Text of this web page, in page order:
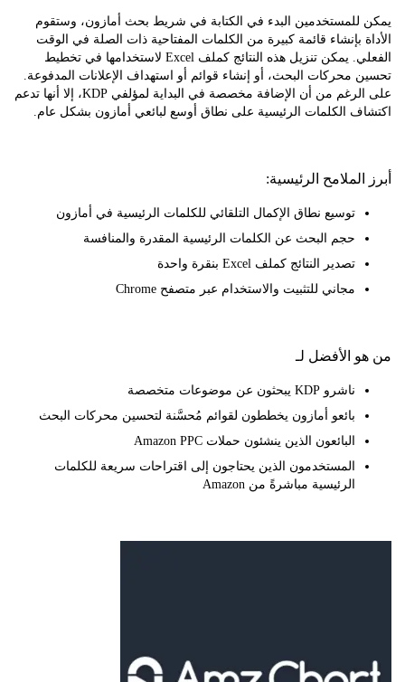
البدء في الكتابة في شريط بحث أمازون، وستقوم
بإنشاء قائمة كبيرة من الكلمات المفتاحية ذات الصلة في الوقت
الفعلي. يمكن تنزيل هذه النتائج كملف Excel لاستخدامها في تخطيط
محركات البحث، أو إنشاء قوائم أو استهداف الإعلانات المدفوعة.
على الرغم من أن الإضافة مخصصة في البداية لمؤلفي KDP، إلا أنها تدعم
الكلمات الرئيسية على نطاق أوسع لبائعي أمازون بشكل عام.
الرئيسية:
توسيع نطاق الإكمال التلقائي للكلمات الرئيسية في أمازون
حجم البحث عن الكلمات الرئيسية المقدرة والمنافسة
تصدير النتائج كملف Excel بنقرة واحدة
مجاني للتثبيت والاستخدام عبر متصفح Chrome
الأفضل لـ
ناشرو KDP يبحثون عن موضوعات متخصصة
بائعو أمازون يخططون لقوائم مُحسَّنة لتحسين محركات البحث
البائعون الذين ينشئون حملات Amazon PPC
المستخدمون الذين يحتاجون إلى اقتراحات سريعة للكلمات
الرئيسية مباشرةً من Amazon